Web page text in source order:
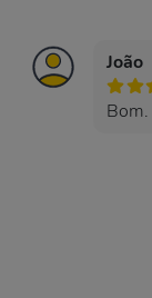
João
Bom.